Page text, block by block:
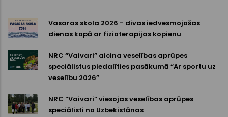
Vasaras skola 2026 - divas iedvesmojošas
dienas kopā ar fizioterapijas kopienu
NRC “Vaivari” aicina veselības aprūpes
speciālistus piedalīties pasākumā “Ar sportu uz
veselību 2026”
NRC “Vaivari” viesojas veselības aprūpes
speciālisti no Uzbekistānas